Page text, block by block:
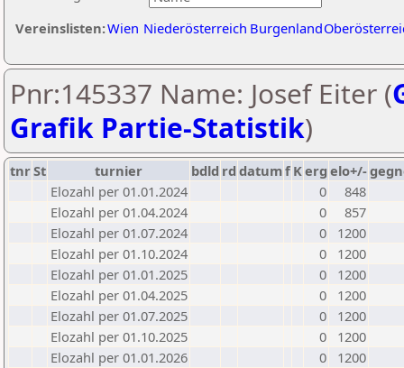
Vereinslisten:Wien Niederösterreich Burgenland
Pnr:145337 Name: Josef Eiter (
Grafik Partie-Statistik)
tnrSt turnier bdld rd datumf Kerg elo+/-
Elozahl per 01.01.2024
0
848
Elozahl per 01.04.2024
0
857
Elozahl per 01.07.2024
0
1200
Elozahl per 01.10.2024
0
1200
Elozahl per 01.01.2025
0
1200
Elozahl per 01.04.2025
0
1200
Elozahl per 01.07.2025
0
1200
Elozahl per 01.10.2025
0
1200
Elozahl per 01.01.2026
0
1200